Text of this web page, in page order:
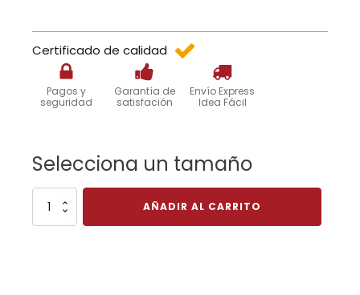
Certificado de calidad
Pagos y
seguridad
Garantía de
satisfación
Envío Express
Idea Fácil
Selecciona un tamaño
Flamingos
Horizontal
Fgh2
AÑADIR AL CARRITO